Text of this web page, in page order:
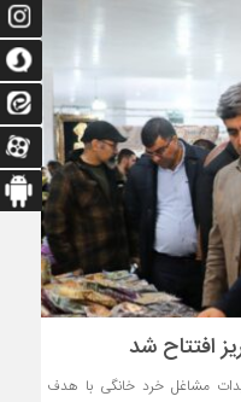
افتتاح شد
مشاغل خرد خانگی با هدف